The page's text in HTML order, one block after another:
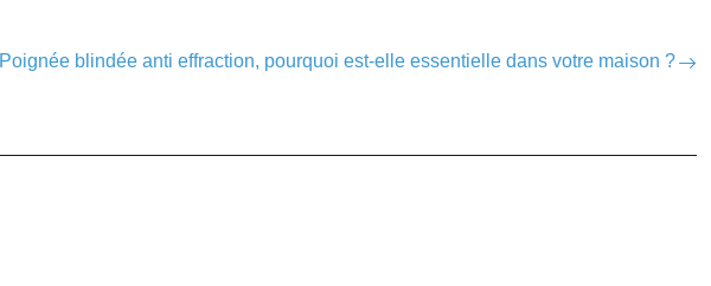
Poignée blindée anti effraction, pourquoi est-elle essentielle dans votre maison ?